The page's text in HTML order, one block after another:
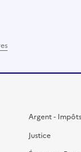
Argent -
Justice